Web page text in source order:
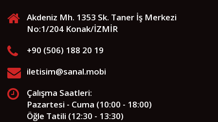
Akdeniz Mh. 1353 Sk. Taner İş Merkezi
No:1/204 Konak/İZMİR
+90 (506) 188 20 19
iletisim@sanal.mobi
Çalışma Saatleri:
Pazartesi - Cuma (10:00 - 18:00)
Öğle Tatili (12:30 - 13:30)